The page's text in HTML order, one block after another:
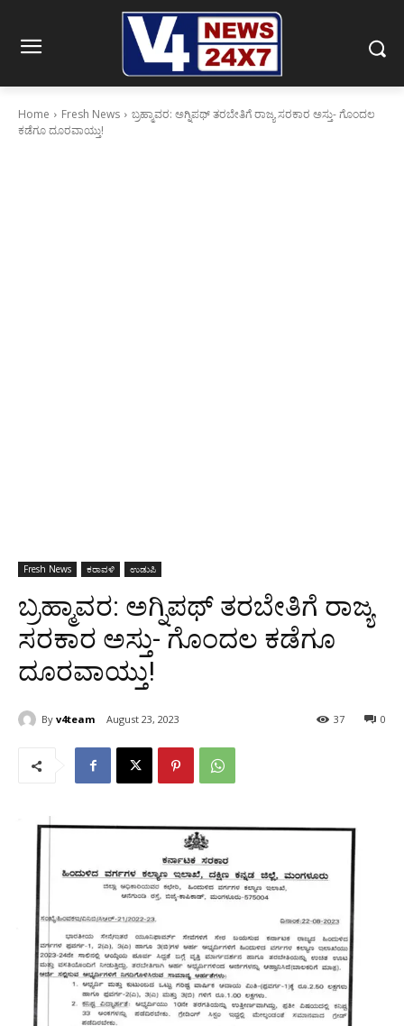
Home Fresh News
ಬ್ರಹ್ಮಾವರ: ಅಗ್ನಿಪಥ್ ತರಬೇತಿಗೆ ರಾಜ್ಯ ಸರಕಾರ ಅಸ್ತು- ಗೊಂದಲ
ಕಡೆಗೂ ದೂರವಾಯ್ತು!
Fresh News ಕರಾವಳಿ ಉಡುಪಿ
ಬ್ರಹ್ಮಾವರ: ಅಗ್ನಿಪಥ್ ತರಬೇತಿಗೆ ರಾಜ್ಯ
ಸರಕಾರ ಅಸ್ತು- ಗೊಂದಲ ಕಡೆಗೂ
ದೂರವಾಯ್ತು!
By v4team August 23, 2023 0
37